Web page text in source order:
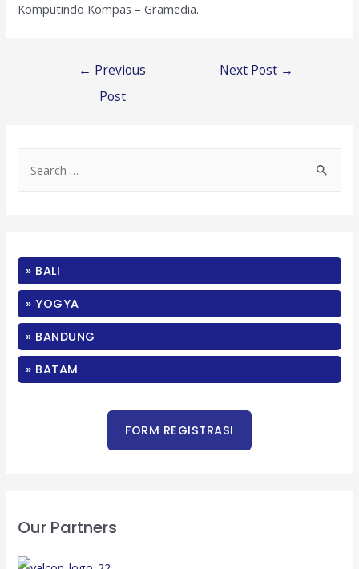
Komputindo Kompas – Gramedia.
← Previous
Post
Next Post →
f
o
r
» BALI
» YOGYA
» BANDUNG
» BATAM
Our Partners